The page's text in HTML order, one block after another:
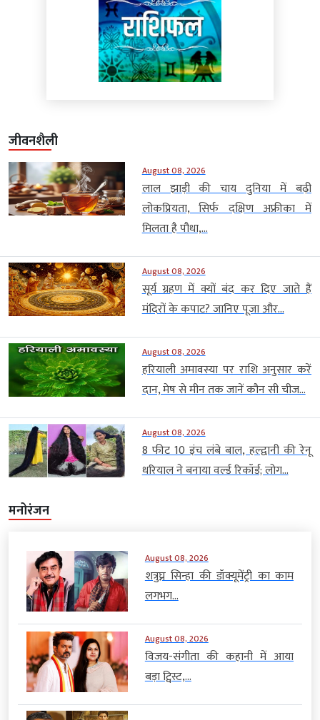
जीवनशैली
August 08, 2026
लाल झाड़ी की चाय दुनिया में बढ़ी
लोकप्रियता, सिर्फ दक्षिण अफ्रीका में
मिलता है पौधा,...
August 08, 2026
सूर्य ग्रहण में क्यों बंद कर दिए जाते हैं
मंदिरों के कपाट? जानिए पूजा और...
August 08, 2026
हरियाली अमावस्या पर राशि अनुसार करें
दान, मेष से मीन तक जानें कौन सी चीज...
August 08, 2026
8 फीट 10 इंच लंबे बाल, हल्द्वानी की रेनू
धरियाल ने बनाया वर्ल्ड रिकॉर्ड; लोग...
मनोरंजन
August 08, 2026
शत्रुघ्न सिन्हा की डॉक्यूमेंट्री का काम
लगभग...
August 08, 2026
विजय-संगीता की कहानी में आया
बड़ा ट्विस्ट,...